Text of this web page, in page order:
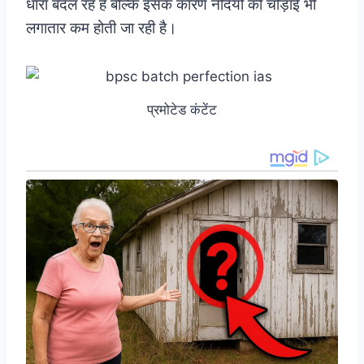
धारा बदल रहे हैं बल्कि इसके कारण नदियों की चौड़ाई भी
लगातार कम होती जा रही है।
प्रमोटेड कंटेंट